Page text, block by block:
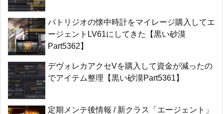
パトリジオの懐中時計をマイレージ購入してエ
ージェントLV61にしてきた【黒い砂漠
Part5362】
デヴォレカアクセVを購入して資金が減ったの
でアイテム整理【黒い砂漠Part5361】
定期メンテ後情報 / 新クラス「エージェント」